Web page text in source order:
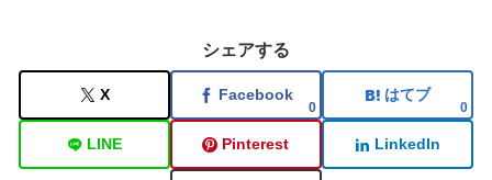
シェアする
X Facebook
0
はてブ
0
LINE Pinterest LinkedIn